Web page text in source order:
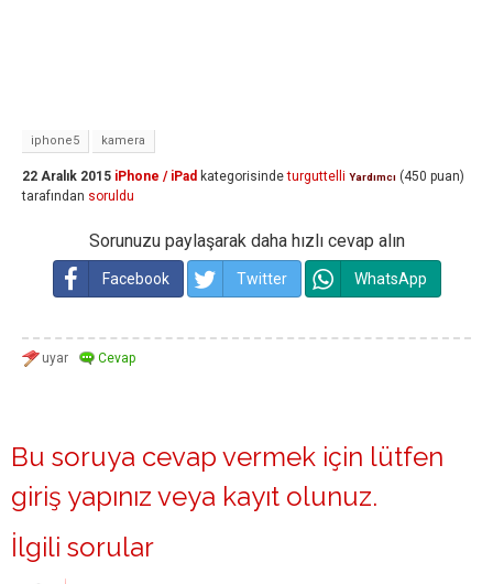
iphone5 kamera
22 Aralık 2015 iPhone / iPad kategorisinde turguttelli Yardımcı (450 puan)
tarafından soruldu
Sorunuzu paylaşarak daha hızlı cevap alın
Facebook Twitter WhatsApp
Bu soruya cevap vermek için lütfen
giriş yapınız veya kayıt olunuz.
İlgili sorular